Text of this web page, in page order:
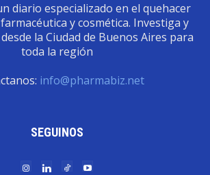
diario especializado en el quehacer
y cosmética. Investiga y
la Ciudad de Buenos Aires para
toda la región
info@pharmabiz.net
SEGUINOS